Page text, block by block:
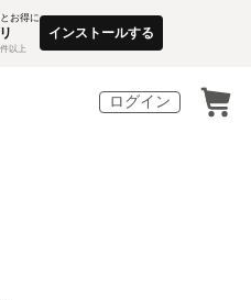
お得に
以上
インストールする
ログイン